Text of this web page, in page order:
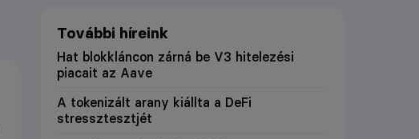
További híreink
Hat blokkláncon zárná be V3 hitelezési
piacait az Aave
A tokenizált arany kiállta a DeFi
stressztesztjét